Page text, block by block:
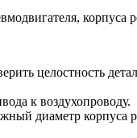
корпуса
целостность
к воздухопроводу.
диаметр корпуса